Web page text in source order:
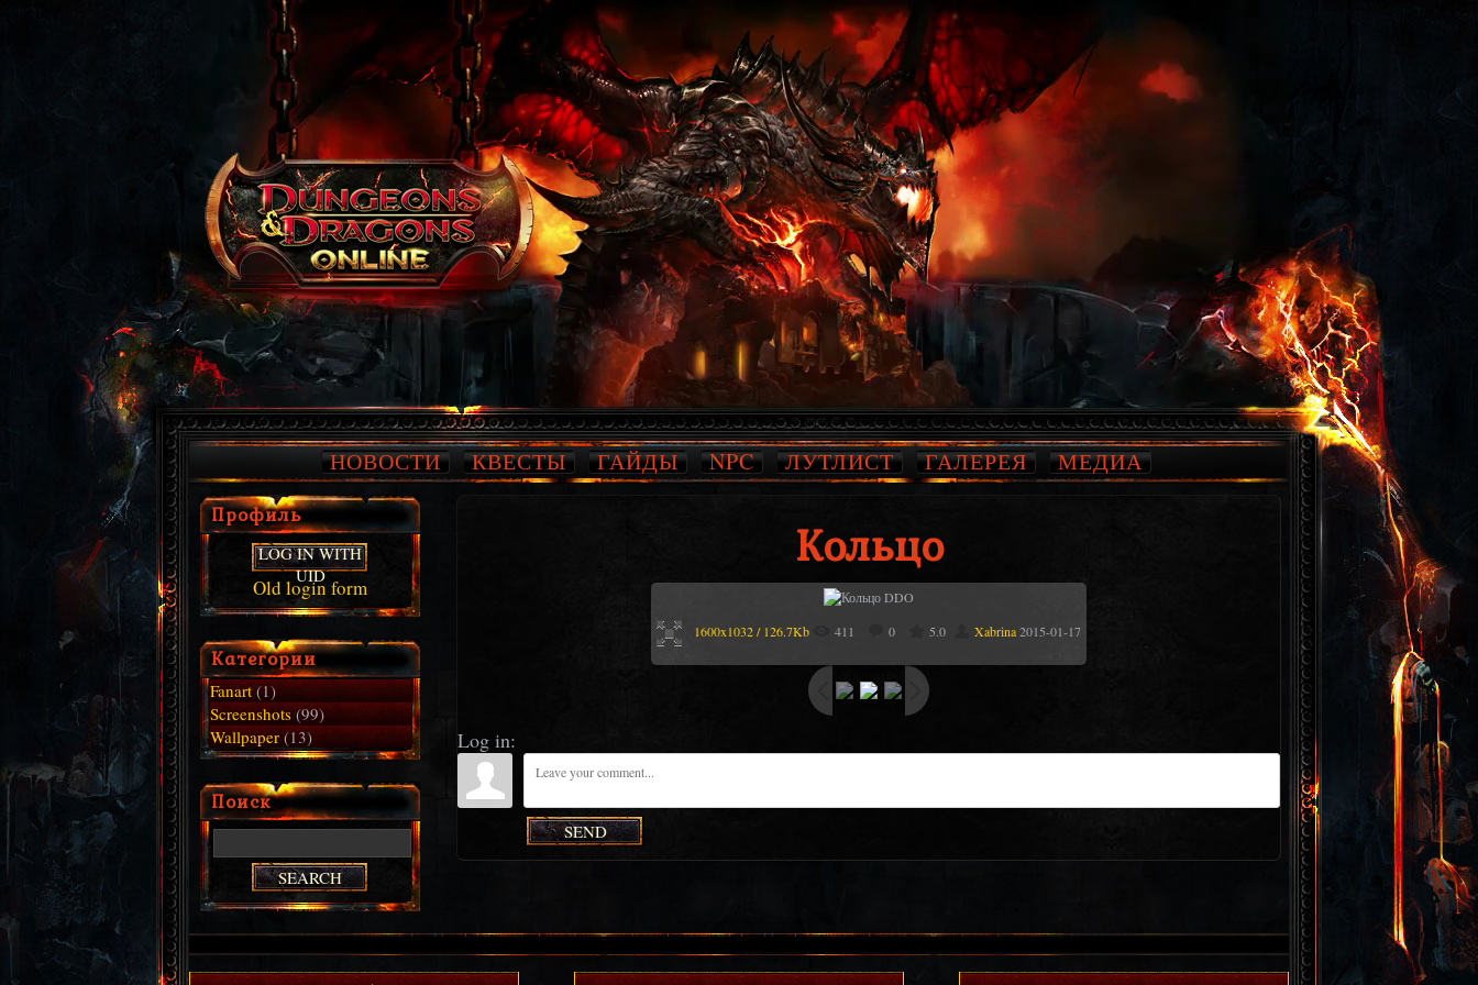
НОВОСТИ КВЕСТЫ ГАЙДЫ NPC ЛУТЛИСТ ГАЛЕРЕЯ МЕДИА
Кольцо
1600x1032 / 126.7Kb 411 0 5.0 Xabrina2015-01-17
Log in:
SEND
Профиль
LOG IN WITH
UID
Old login form
Категории
Fanart(1)
Screenshots(99)
Wallpaper(13)
Поиск